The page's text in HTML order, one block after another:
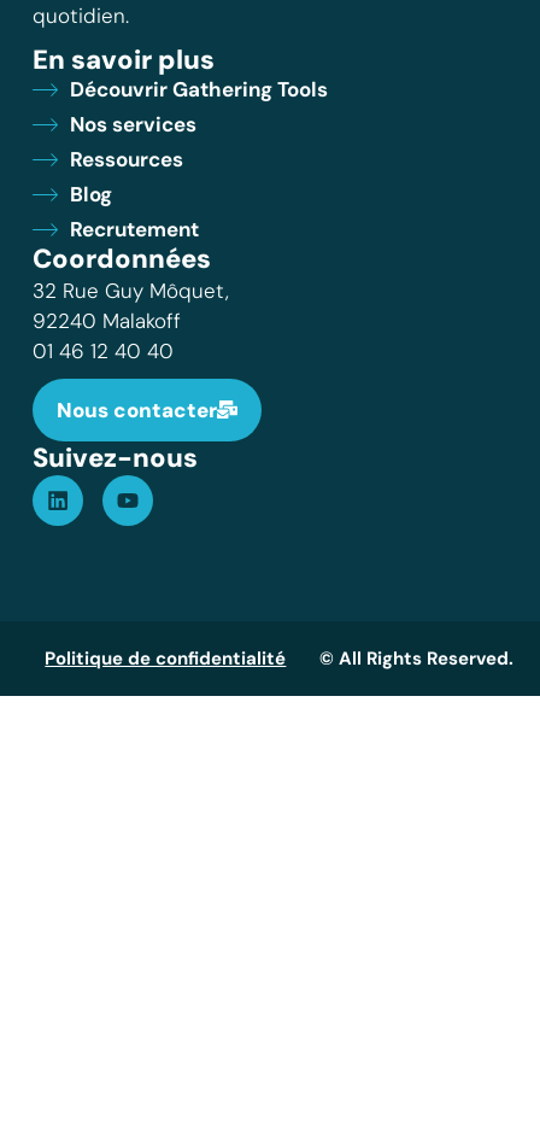
quotidien.
En savoir plus
Découvrir Gathering Tools
Nos services
Ressources
Blog
Recrutement
Coordonnées
32 Rue Guy Môquet,
92240 Malakoff
01 46 12 40 40
Nous contacter
Suivez-nous
Politique de confidentialité © All Rights Reserved.